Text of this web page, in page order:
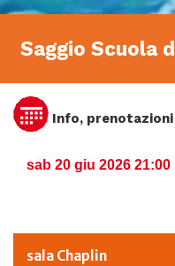
Saggio Scuola
Info,
sab 20 giu 2026 21:00
sala Chaplin